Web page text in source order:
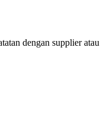
dengan supplier atau